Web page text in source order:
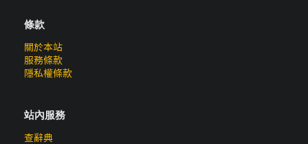
條款
關於本站
服務條款
隱私權條款
站內服務
查辭典